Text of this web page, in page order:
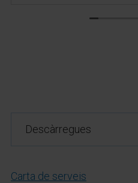
de trabajar cara al publico.
Descàrregues
Carta de serveis